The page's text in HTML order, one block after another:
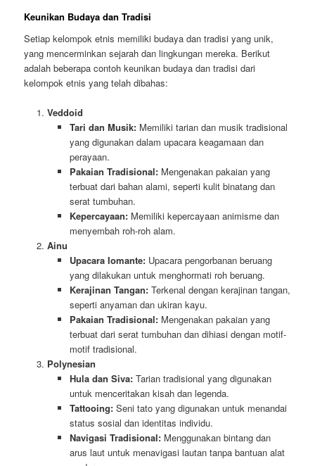
Keunikan Budaya dan Tradisi
Setiap kelompok etnis memiliki budaya dan tradisi yang unik,
yang mencerminkan sejarah dan lingkungan mereka. Berikut
adalah beberapa contoh keunikan budaya dan tradisi dari
kelompok etnis yang telah dibahas:
Veddoid
Tari dan Musik: Memiliki tarian dan musik tradisional
yang digunakan dalam upacara keagamaan dan
perayaan.
Pakaian Tradisional: Mengenakan pakaian yang
terbuat dari bahan alami, seperti kulit binatang dan
serat tumbuhan.
Kepercayaan: Memiliki kepercayaan animisme dan
menyembah roh-roh alam.
Ainu
Upacara Iomante: Upacara pengorbanan beruang
yang dilakukan untuk menghormati roh beruang.
Kerajinan Tangan: Terkenal dengan kerajinan tangan,
seperti anyaman dan ukiran kayu.
Pakaian Tradisional: Mengenakan pakaian yang
terbuat dari serat tumbuhan dan dihiasi dengan motif-
motif tradisional.
Polynesian
Hula dan Siva: Tarian tradisional yang digunakan
untuk menceritakan kisah dan legenda.
Tattooing: Seni tato yang digunakan untuk menandai
status sosial dan identitas individu.
Navigasi Tradisional: Menggunakan bintang dan
arus laut untuk menavigasi lautan tanpa bantuan alat